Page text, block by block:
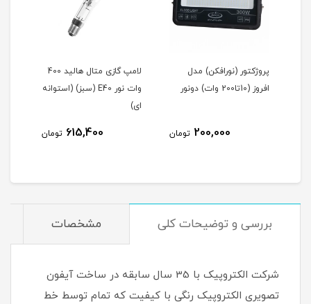
پروژکتور (نورافکن) مدل
افروز (10تا200 وات) دونور
200,000 تومان
لامپ گازی متال هالید 400
وات نور E40 (سبز) (استوانه
ای)
615,400 تومان
بررسی و توضیحات کلی مشخصات
شرکت الکتروپیک با 35 سال سابقه در ساخت آیفون
تصویری الکتروپیک رنگی با کیفیت که تمام توسط خط